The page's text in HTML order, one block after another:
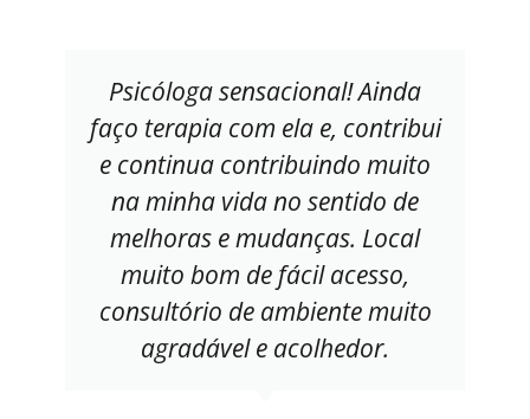
Psicóloga sensacional! Ainda
faço terapia com ela e, contribui
e continua contribuindo muito
na minha vida no sentido de
melhoras e mudanças. Local
muito bom de fácil acesso,
consultório de ambiente muito
agradável e acolhedor.